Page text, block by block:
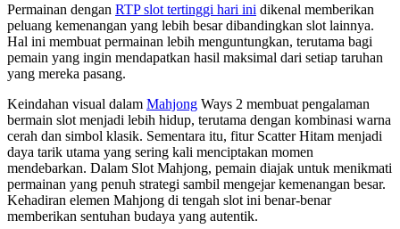
Permainan dengan RTP slot tertinggi hari ini dikenal memberikan
peluang kemenangan yang lebih besar dibandingkan slot lainnya.
Hal ini membuat permainan lebih menguntungkan, terutama bagi
pemain yang ingin mendapatkan hasil maksimal dari setiap taruhan
yang mereka pasang.
Keindahan visual dalam Mahjong Ways 2 membuat pengalaman
bermain slot menjadi lebih hidup, terutama dengan kombinasi warna
cerah dan simbol klasik. Sementara itu, fitur Scatter Hitam menjadi
daya tarik utama yang sering kali menciptakan momen
mendebarkan. Dalam Slot Mahjong, pemain diajak untuk menikmati
permainan yang penuh strategi sambil mengejar kemenangan besar.
Kehadiran elemen Mahjong di tengah slot ini benar-benar
memberikan sentuhan budaya yang autentik.